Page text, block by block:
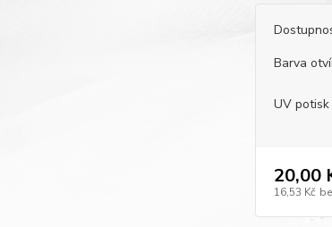
Barva
UV potisk
20,00
16,53 Kč